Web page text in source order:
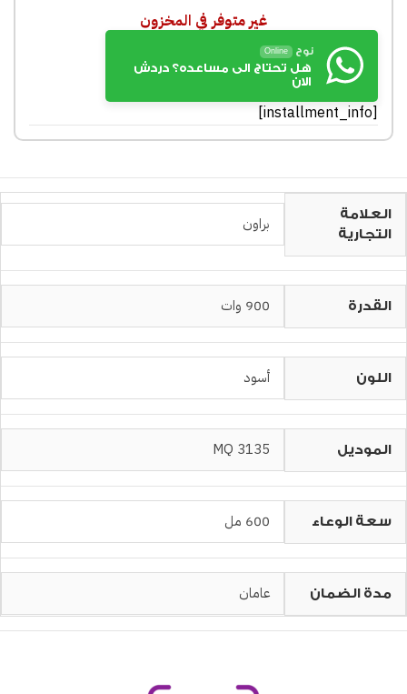
غير متوفر في المخزون
نوح Online
هل تحتاج الى مساعده؟ دردش
الان
[installment_info]
العلامة
التجارية
براون
القدرة 900 وات
اللون أسود
الموديل MQ 3135
سعة الوعاء 600 مل
مدة الضمان عامان